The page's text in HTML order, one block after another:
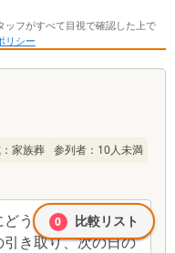
ッフがすべて目視で確認した上で
リシー
家族葬 参列者： 10人未満
うしようかと悩ん
き取り、次の日の
0 比較リスト